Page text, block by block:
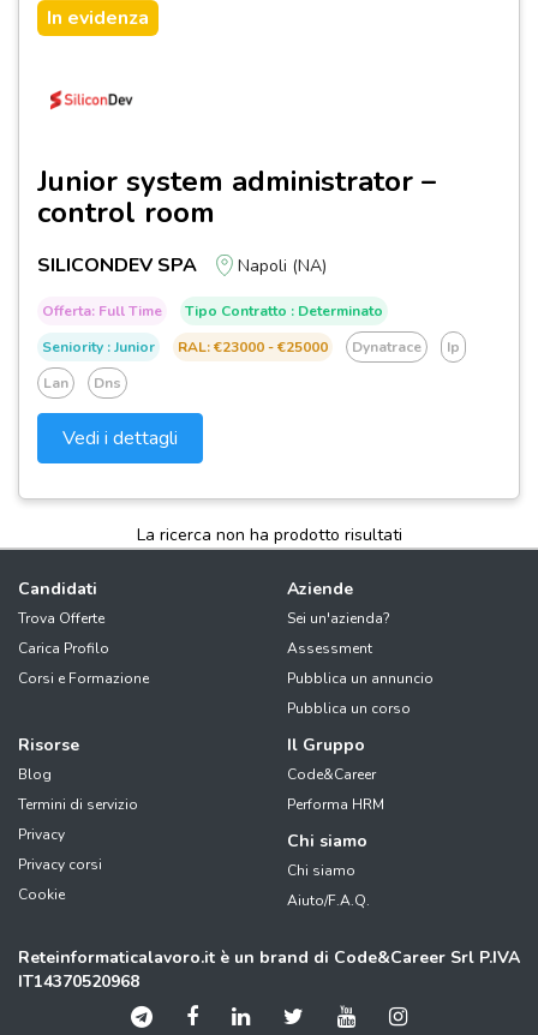
In evidenza
Junior system administrator –
control room
SILICONDEV SPA Napoli (NA)
Offerta: Full Time
Tipo Contratto : Determinato
Seniority : Junior
RAL: €23000 - €25000 Dynatrace
Ip
Lan
Dns
Vedi i dettagli
La ricerca non ha prodotto risultati
Candidati
Trova Offerte
Carica Profilo
Corsi e Formazione
Aziende
Sei un'azienda?
Assessment
Pubblica un annuncio
Pubblica un corso
Risorse
Blog
Termini di servizio
Privacy
Privacy corsi
Cookie
Il Gruppo
Code&Career
Performa HRM
Chi siamo
Chi siamo
Aiuto/F.A.Q.
Reteinformaticalavoro.it è un brand di Code&Career Srl P.IVA
IT14370520968